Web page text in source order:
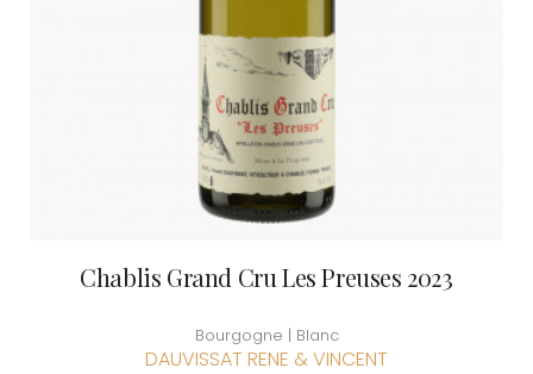
Chablis Grand Cru Les Preuses 2023
Bourgogne | Blanc
DAUVISSAT RENE & VINCENT